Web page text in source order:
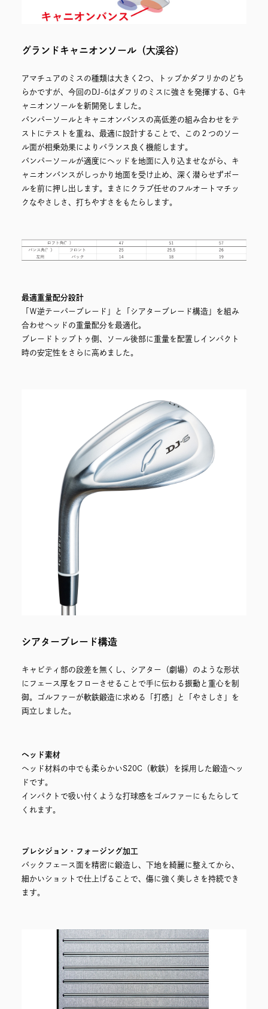
グランドキャニオンソール（大渓谷）
アマチュアのミスの種類は大きく2つ、トップかダフリかのどち
らかですが、今回のDJ-6はダフリのミスに強さを発揮する、Gキ
ャニオンソールを新開発しました。
バンパーソールとキャニオンバンスの高低差の組み合わせをテ
ストにテストを重ね、最適に設計することで、この２つのソー
ル面が相乗効果によりバランス良く機能します。
バンパーソールが適度にヘッドを地面に入り込ませながら、キ
ャニオンバンスがしっかり地面を受け止め、深く潜らせずボー
ルを前に押し出します。まさにクラブ任せのフルオートマチッ
クなやさしさ、打ちやすさをもたらします。
最適重量配分設計
「Ｗ逆テーパーブレード」と「シアターブレード構造」を組み
合わせヘッドの重量配分を最適化。
ブレードトップトゥ側、ソール後部に重量を配置しインパクト
時の安定性をさらに高めました。
シアターブレード構造
キャビティ部の段差を無くし、シアター（劇場）のような形状
にフェース厚をフローさせることで手に伝わる振動と重心を制
御。ゴルファーが軟鉄鍛造に求める「打感」と「やさしさ」を
両立しました。
ヘッド素材
ヘッド材料の中でも柔らかいS20C（軟鉄）を採用した鍛造ヘッ
ドです。
インパクトで吸い付くような打球感をゴルファーにもたらして
くれます。
プレシジョン・フォージング加工
バックフェース面を精密に鍛造し、下地を綺麗に整えてから、
細かいショットで仕上げることで、傷に強く美しさを持続でき
ます。